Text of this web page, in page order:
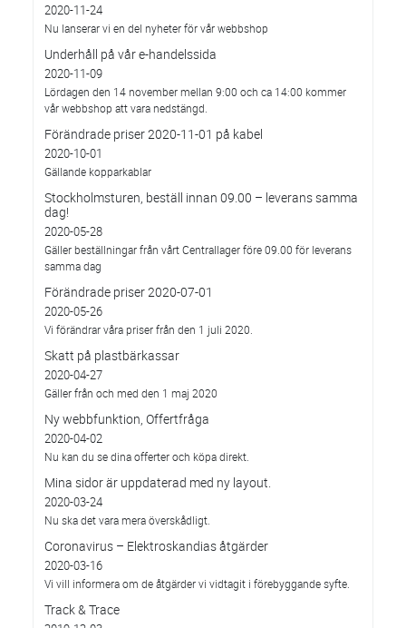
2020-11-24
Nu lanserar vi en del nyheter för vår webbshop
Underhåll på vår e-handelssida
2020-11-09
Lördagen den 14 november mellan 9:00 och ca 14:00 kommer
vår webbshop att vara nedstängd.
Förändrade priser 2020-11-01 på kabel
2020-10-01
Gällande kopparkablar
Stockholmsturen, beställ innan 09.00 – leverans samma
dag!
2020-05-28
Gäller beställningar från vårt Centrallager före 09.00 för leverans
samma dag
Förändrade priser 2020-07-01
2020-05-26
Vi förändrar våra priser från den 1 juli 2020.
Skatt på plastbärkassar
2020-04-27
Gäller från och med den 1 maj 2020
Ny webbfunktion, Offertfråga
2020-04-02
Nu kan du se dina offerter och köpa direkt.
Mina sidor är uppdaterad med ny layout.
2020-03-24
Nu ska det vara mera överskådligt.
Coronavirus – Elektroskandias åtgärder
2020-03-16
Vi vill informera om de åtgärder vi vidtagit i förebyggande syfte.
Track & Trace